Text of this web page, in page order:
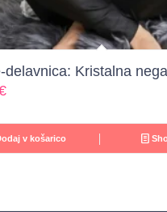
delavnica: Kristalna
v košarico